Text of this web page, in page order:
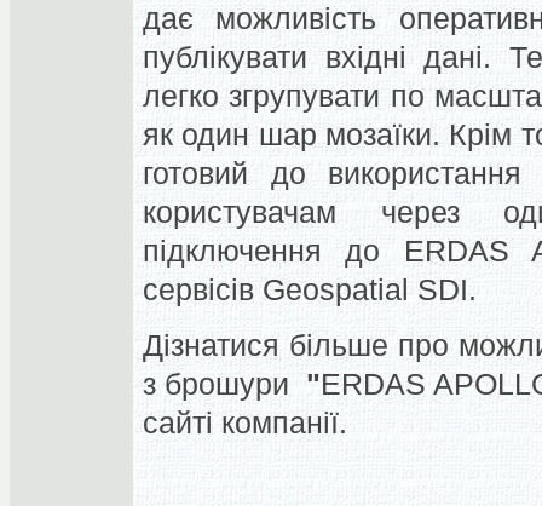
дає можливість
публікувати вхідні дані.
легко згрупувати по
як один шар мозаїки. Крім
готовий до
користувачам через
підключення до ERDAS
сервісів Geospatial SDI.
Дізнатися більше про
з брошури "ERDAS
сайті компанії.